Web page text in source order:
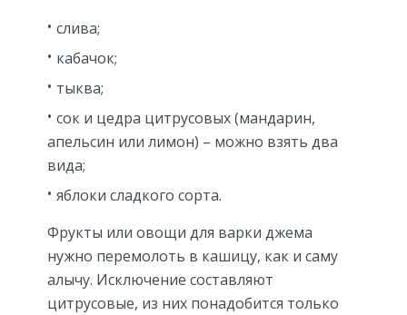
слива;
кабачок;
тыква;
сок и цедра цитрусовых (мандарин,
апельсин или лимон) – можно взять два
вида;
яблоки сладкого сорта.
Фрукты или овощи для варки джема
нужно перемолоть в кашицу, как и саму
алычу. Исключение составляют
цитрусовые, из них понадобится только